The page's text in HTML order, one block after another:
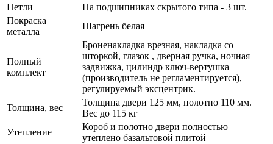
Петли
На подшипниках скрытого типа - 3 шт.
Покраска
металла
Шагрень белая
Полный
комплект
Броненакладка врезная, накладка со
шторкой, глазок , дверная ручка, ночная
задвижка, цилиндр ключ-вертушка
(производитель не регламентируется),
регулируемый эксцентрик.
Толщина, вес
Толщина двери 125 мм, полотно 110 мм.
Вес до 115 кг
Утепление
Короб и полотно двери полностью
утеплено базальтовой плитой